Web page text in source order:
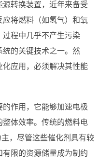
转换装置，近年来备受
将燃料（如氢气）和氧
程中几乎不产生污染
的关键技术之一。然
应用，必须解决其性能
作用，它能够加速电极
整体效率。传统的燃料电
，尽管这些催化剂具有较
限的资源储量成为制约